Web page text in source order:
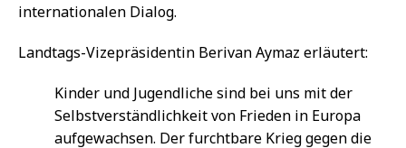
internationalen Dialog.
Landtags-Vizepräsidentin Berivan Aymaz erläutert:
Kinder und Jugendliche sind bei uns mit der
Selbstverständlichkeit von Frieden in Europa
aufgewachsen. Der furchtbare Krieg gegen die